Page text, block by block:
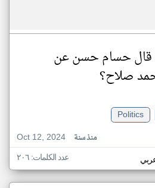
قال حسام حسن عن
صلاح؟
Politics
Oct 12, 2024
منذ سنة
عدد الكلمات: ٢٠٦